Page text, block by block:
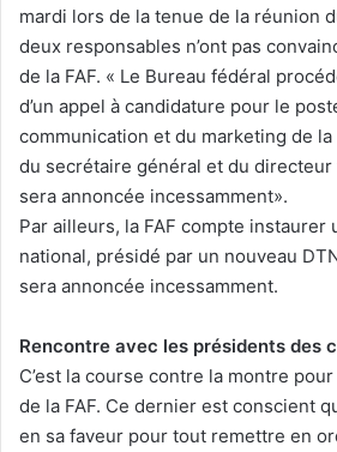
mardi lors de la tenue de la réunion
deux responsables n’ont pas
de la FAF. « Le Bureau fédéral
d’un appel à candidature pour le
communication et du marketing de la
du secrétaire général et du
sera annoncée incessamment».
Par ailleurs, la FAF compte instaurer
national, présidé par un nouveau
sera annoncée incessamment.
Rencontre avec les présidents des
C’est la course contre la montre
de la FAF. Ce dernier est conscient
en sa faveur pour tout remettre en